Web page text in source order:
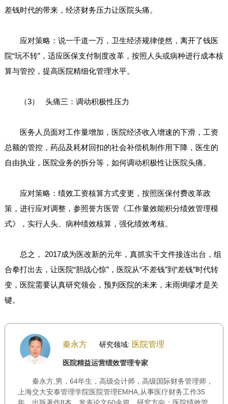
差钱时代的带来，经济财务压力让医院头痛。
应对策略：说一千道一万，卫生经济规律使然，离开了钱医
院“玩不转”，适应医保支付制度改革，按照人头或病种进行成本核
算与管控，提高医院精细化管理水平。
（3） 头痛三：调动积极性压力
医务人员面对工作量增加，医院经济收入增速的下滑，工资
总额的管控，药品及耗材回扣的社会补偿机制作用下降，医生的
自由执业，医院业务的拆分等，如何调动积极性让医院头痛。
应对策略：绩效工资核算方式变更，按照医保付费改革政
策，进行应对调整，参照誉方医管《工作量效能积分绩效管理模
式》，实行人头、病种绩效核算，强化绩效考核。
总之， 2017成为医改新的元年，真抓实干文件接连出台，组
合拳打出去，让医院“胆战心惊”，医院从“不差钱”到“差钱”时代转
变，医院需要认真研究领会，预判医院的未来，未雨绸缪才是关
键。
秦永方 研究领域: 医院管理
医院精益运营绩效管理专家
秦永方,男，64年生，高级会计师，高级国际财务管理师，
上海交大安泰管理学院医院管理EMHA,从事医疗财务工作35